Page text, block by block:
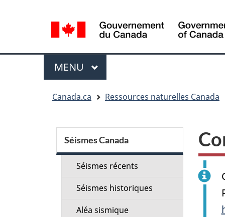
de
la
langue
Menu
MENU PRINCIPAL
Canada.ca Ressources naturelles Canada
Menu
de
la
section
Séismes Canada
Séismes récents
Séismes historiques
Aléa sismique